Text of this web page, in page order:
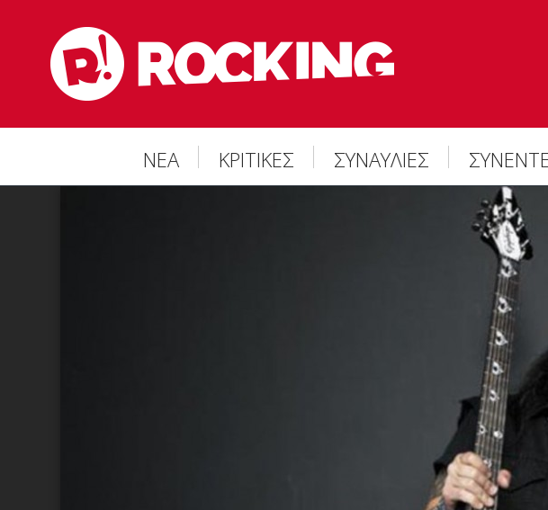
ΝΕΑ ΚΡΙΤΙΚΕΣ ΣΥΝΑΥΛΙΕΣ